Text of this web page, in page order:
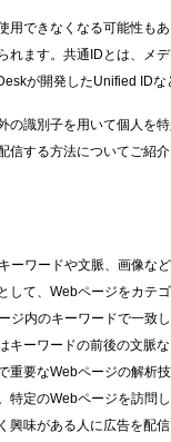
用できなくなる可能性も
れます。共通 ID とは、メ
が開発したUnified IDな
の識別子を用いて個人を
する方法についてご紹介
ーワードや文脈、画像な
して、 Webページをカテ
ジ内のキーワードで一致
キーワードの前後の文脈
重要なWebページの解析
特定のWebページを訪問
味がある人に広告を配信